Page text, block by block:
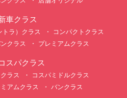
車クラス
ラ）クラス
コンパクトクラス
クラス プレミアムクラス
スパクラス
ラス
コスパミドルクラス
アムクラス バンクラス